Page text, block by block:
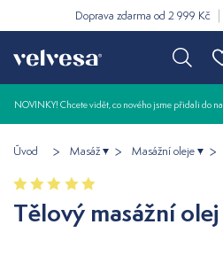
Doprava zdarma od 2 999 Kč
NOVINKY! Chcete vidět, co nového jsme přidali do
Úvod Masáž Masážní oleje
Tělový masážní